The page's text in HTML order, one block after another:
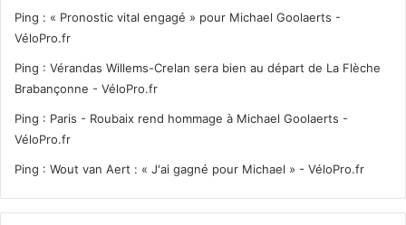
Ping : « Pronostic vital engagé » pour Michael Goolaerts -
VéloPro.fr
Ping : Vérandas Willems-Crelan sera bien au départ de La Flèche
Brabançonne - VéloPro.fr
Ping : Paris - Roubaix rend hommage à Michael Goolaerts -
VéloPro.fr
Ping : Wout van Aert : « J'ai gagné pour Michael » - VéloPro.fr